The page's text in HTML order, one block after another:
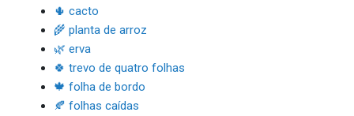
🌵 cacto
🌾 planta de arroz
🌿 erva
🍀 trevo de quatro folhas
🍁 folha de bordo
🍂 folhas caídas